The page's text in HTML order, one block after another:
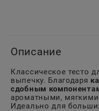
Описание
Классическое тесто
выпечку. Благодаря
сдобным
ароматными,
Идеально для